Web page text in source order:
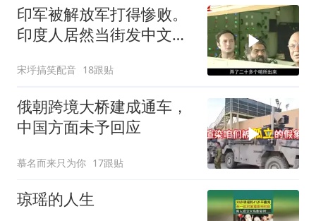
印军被解放军打得惨败。
印度人居然当街发中文教
宋垀搞笑配音 18跟贴
俄朝跨境大桥建成通车，
中国方面未予回应
慕名而来只为你 17跟贴
琼瑶的人生